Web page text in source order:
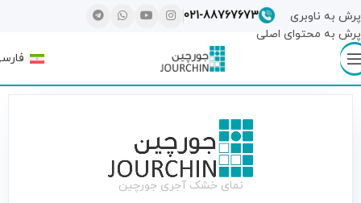
پرش به ناوبری
پرش به محتوای اصلی
021-88767673
نمای خشک آجری جورچین